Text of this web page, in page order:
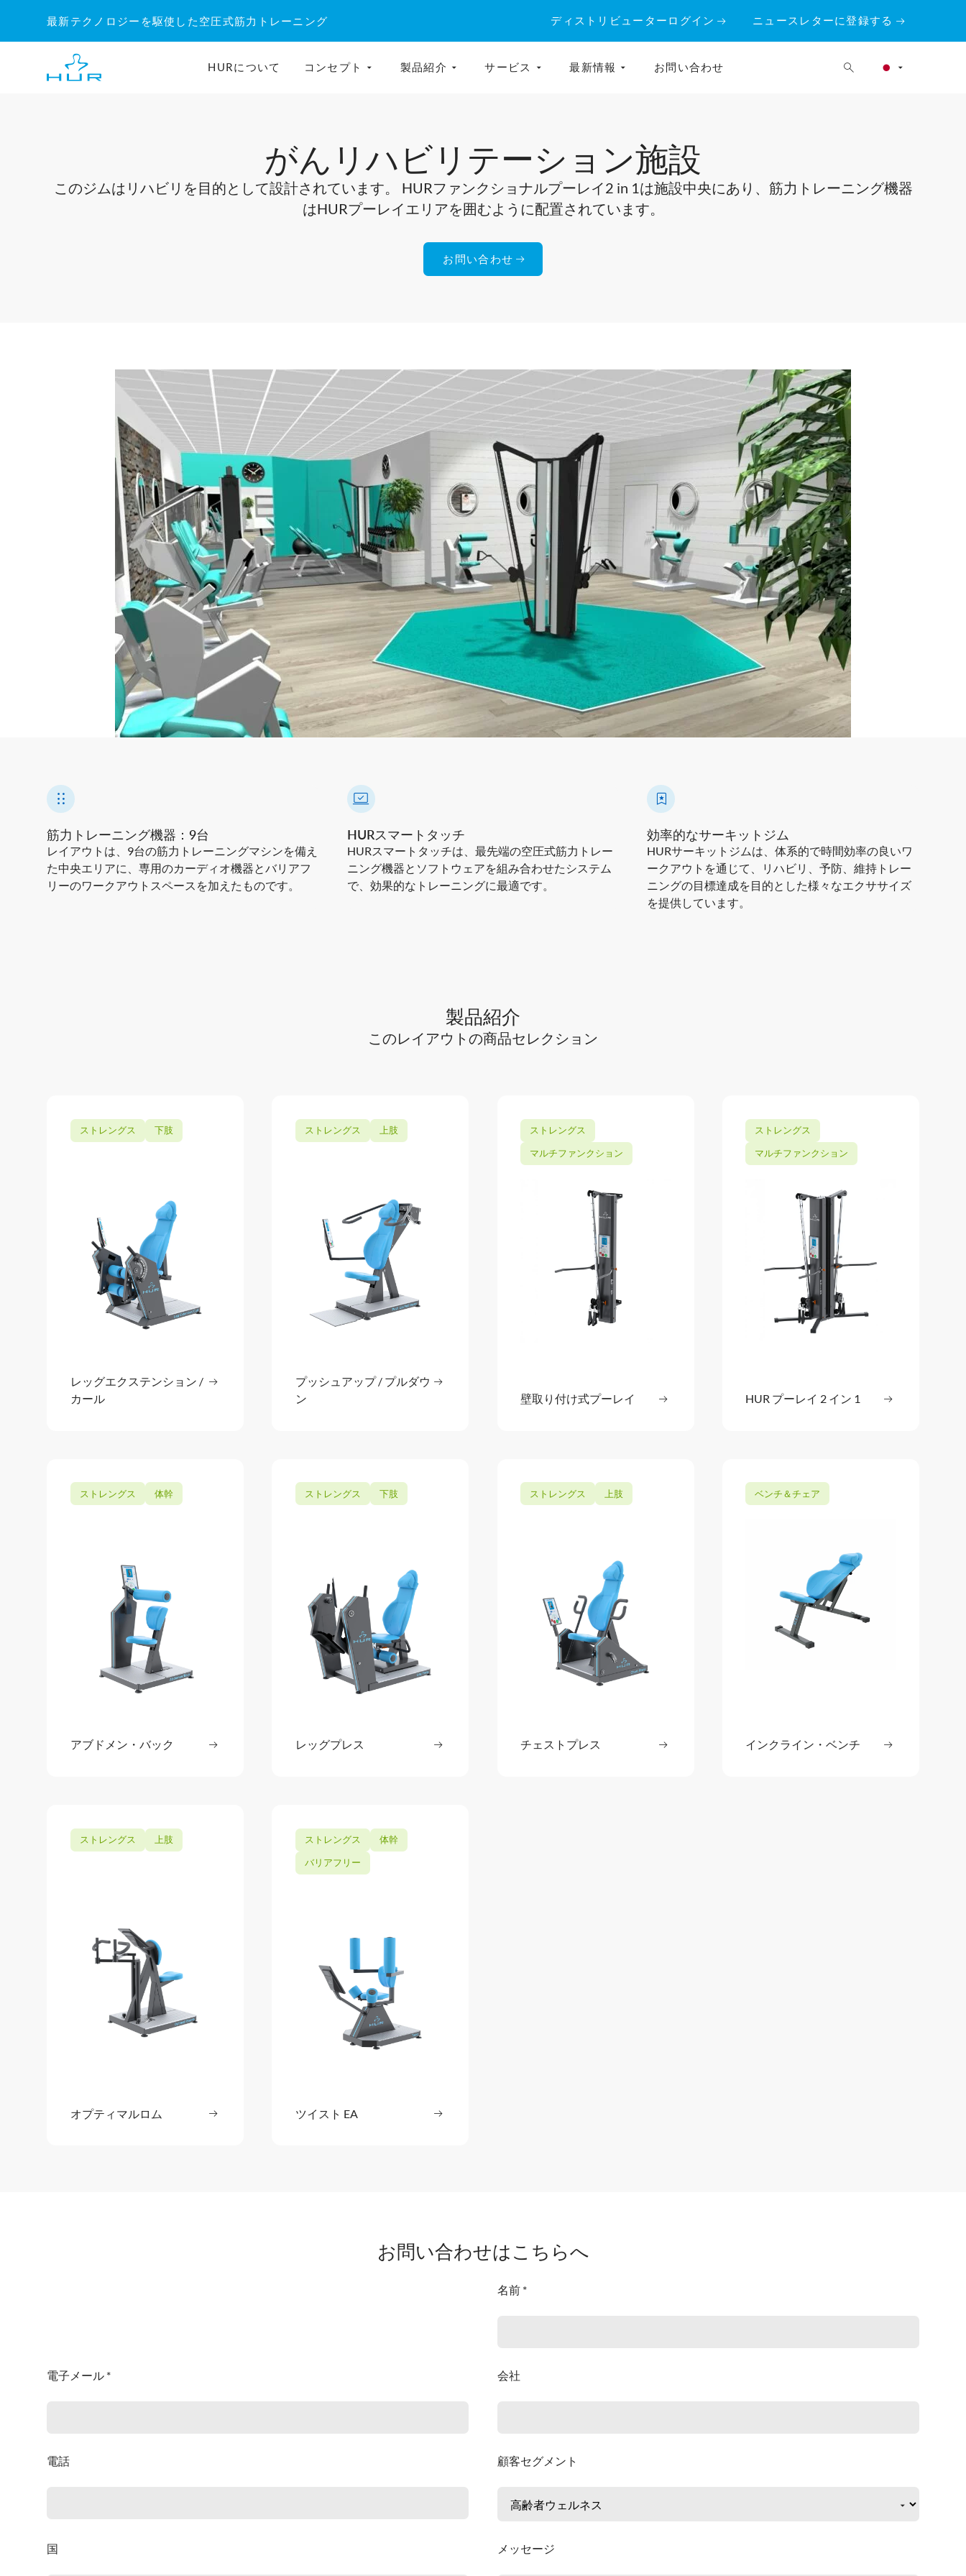
を
最新テクノロジーを駆使した空圧式筋力トレーニング ディストリビューターログイン ニュースレターに登録する
HURについて コンセプト 製品紹介 サービス 最新情報 お問い合わせ
がんリハビリテーション施設
このジムはリハビリを目的として設計されています。 HURファンクショナルプーレイ2 in 1は施設中央にあり、筋力トレーニング機器
はHURプーレイエリアを囲むように配置されています。
お問い合わせ
筋力トレーニング機器：9台
レイアウトは、9台の筋力トレーニングマシンを備え
た中央エリアに、専用のカーディオ機器とバリアフ
リーのワークアウトスペースを加えたものです。
HURスマートタッチ
HURスマートタッチは、最先端の空圧式筋力トレー
ニング機器とソフトウェアを組み合わせたシステム
で、効果的なトレーニングに最適です。
効率的なサーキットジム
HURサーキットジムは、体系的で時間効率の良いワ
ークアウトを通じて、リハビリ、予防、維持トレー
ニングの目標達成を目的とした様々なエクササイズ
を提供しています。
製品紹介
このレイアウトの商品セレクション
ストレングス 下肢
レッグエクステンション /
カール
続きを読む
: レッグエクステンション / カール
ストレングス 上肢
プッシュアップ / プルダウ
ン
続きを読む
ストレングス
マルチファンクション
壁取り付け式プーレイ
続きを読む
: 壁取り付け式プーレイ
ストレングス
マルチファンクション
HUR プーレイ 2 イン 1
続きを読む
ストレングス 体幹
アブドメン・バック続きを読む
: アブドメン・バック
ストレングス 下肢
レッグプレス
ストレングス 上肢
チェストプレス続きを読む
: チェストプレス
ベンチ＆チェア
インクライン・ベンチ
続きを読む
ストレングス 上肢
オプティマルロム続きを読む
: オプティマルロム
ストレングス
体幹
バリアフリー
ツイスト EA
お問い合わせはこちらへ
名前 *
電子メール * 会社
電話 顧客セグメント
国 メッセージ